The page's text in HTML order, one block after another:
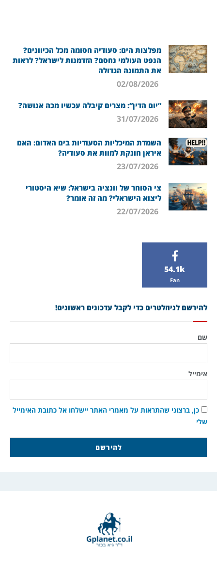
מפלצות הים: סעודיה חסומה מכל הכיוונים?
הנפט העולמי נחסם? הזדמנות לישראל? לראות
את התמונה הגדולה
“יום הדין”: מצרים קיבלה עכשיו מכה אנושה?
השמדת המיכליות הסעודיות בים האדום: האם
איראן חונקת למוות את סעודיה?
צי הסוחר של וונציה בישראל: שיא היסטורי
ליצוא הישראלי? מה זה אומר?
54.1k
Fan
להירשם לניוזלטרים כדי לקבל עדכונים ראשונים!
שם
אימייל
כן, ברצוני שהתראות על מאמרי האתר יישלחו אל כתובת האימייל
שלי